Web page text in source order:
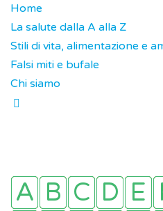
Home
La salute dalla A alla Z
Stili di vita, alimentazione e
Falsi miti e bufale
Chi siamo